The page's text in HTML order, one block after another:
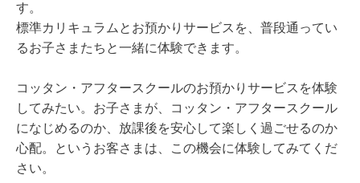
す。
標準カリキュラムとお預かりサービスを、普段通ってい
るお子さまたちと一緒に体験できます。
コッタン・アフタースクールのお預かりサービスを体験
してみたい。お子さまが、コッタン・アフタースクール
になじめるのか、放課後を安心して楽しく過ごせるのか
心配。というお客さまは、この機会に体験してみて くだ
さい。